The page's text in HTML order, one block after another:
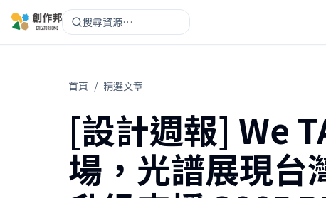
搜尋資源…
首頁 / 精選文章
[設計週報] We
場，光譜展現